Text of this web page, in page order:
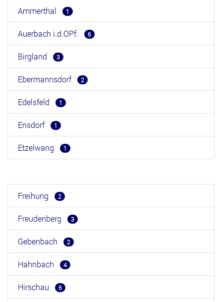
Ammerthal 1
Auerbach i.d.OPf. 6
Birgland 3
Ebermannsdorf 2
Edelsfeld 1
Ensdorf 1
Etzelwang 1
Freihung 2
Freudenberg 3
Gebenbach 2
Hahnbach 4
Hirschau 6